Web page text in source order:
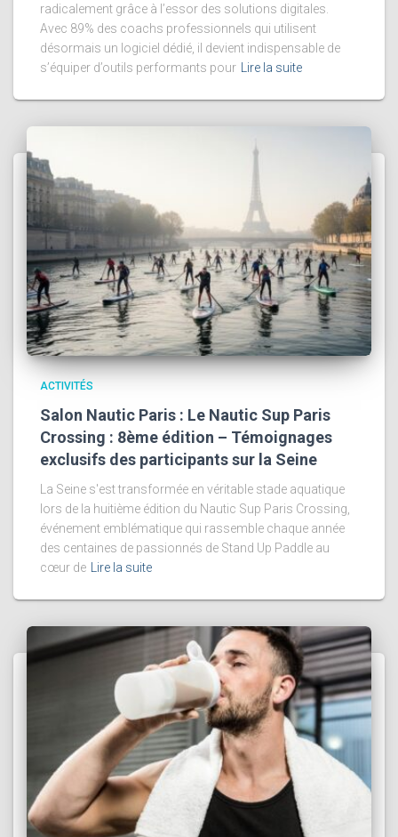
radicalement grâce à l’essor des solutions digitales.
Avec 89% des coachs professionnels qui utilisent
désormais un logiciel dédié, il devient indispensable de
s’équiper d’outils performants pour
Lire la suite
ACTIVITÉS
Salon Nautic Paris : Le Nautic Sup Paris
Crossing : 8ème édition – Témoignages
exclusifs des participants sur la Seine
La Seine s'est transformée en véritable stade aquatique
lors de la huitième édition du Nautic Sup Paris Crossing,
événement emblématique qui rassemble chaque année
des centaines de passionnés de Stand Up Paddle au
cœur de Lire la suite